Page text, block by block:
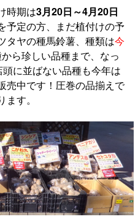
時期は3月20日～4月20日
予定の方、まだ植付けの予
タヤの種馬鈴薯、種類は今
ら珍しい品種まで、なっ
に並ばない品種も今年は
売中です！圧巻の品揃えで
す。